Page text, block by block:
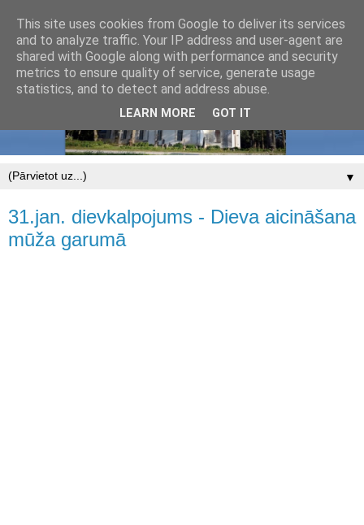
▼
31.jan. dievkalpojums - Dieva aicināšana
mūža garumā
This site uses cookies from Google to deliver its services
and to analyze traffic. Your IP address and user-agent are
shared with Google along with performance and security
metrics to ensure quality of service, generate usage
statistics, and to detect and address abuse.
LEARN MORE GOT IT